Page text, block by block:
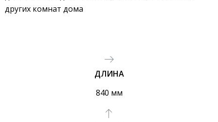
других комнат дома
ДЛИНА
840 мм